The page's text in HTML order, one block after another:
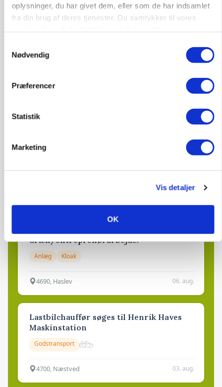
oplysninger, du har givet dem, eller som de har indsamlet
fra din brug af deres tjenester. Du samtykker til vores
Nødvendig
Præferencer
Statistik
Marketing
Vis detaljer
OK
Loading...
Elevplads tilbydes ved Ringkøbing /
Trainee placement Ringkøbing
Grise
06. aug.
dræn/entreprenørarbejde.
Anlæg Kloak
4690, Haslev 06. aug.
Lastbilchauffør søges til Henrik Haves
Maskinstation
Godstransport
4700, Næstved 03. aug.